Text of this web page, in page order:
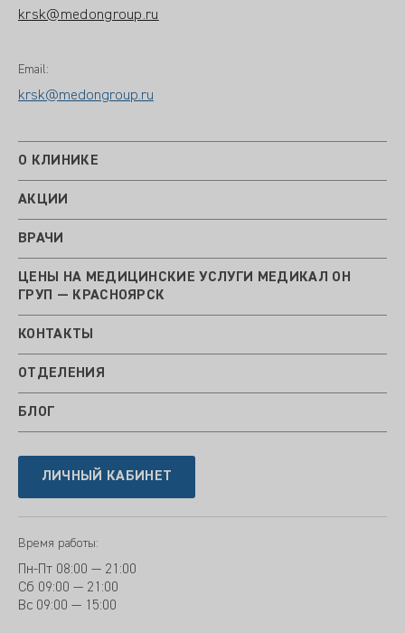
krsk@medongroup.ru
Email:
krsk@medongroup.ru
О КЛИНИКЕ
АКЦИИ
ВРАЧИ
ЦЕНЫ НА МЕДИЦИНСКИЕ УСЛУГИ МЕДИКАЛ ОН
ГРУП — КРАСНОЯРСК
КОНТАКТЫ
ОТДЕЛЕНИЯ
БЛОГ
ЛИЧНЫЙ КАБИНЕТ
Время работы:
Пн-Пт 08:00 — 21:00
Сб 09:00 — 21:00
Вс 09:00 — 15:00